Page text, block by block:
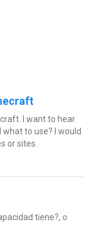
I want to hear
to use? I would
or sites.
tiene?, o